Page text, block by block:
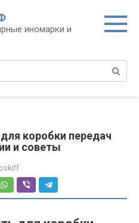
иномарки и
коробки передач
и советы